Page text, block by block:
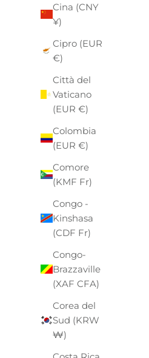
Cina (CNY
¥)
Cipro (EUR
€)
Città del
Vaticano
(EUR €)
Colombia
(EUR €)
Comore
(KMF Fr)
Congo -
Kinshasa
(CDF Fr)
Congo-
Brazzaville
(XAF CFA)
Corea del
Sud (KRW
₩)